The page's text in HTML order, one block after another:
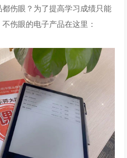
伤眼？为了提高学习成绩只能
伤眼的电子产品在这里：